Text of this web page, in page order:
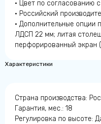
• Цвет по согласованию
• Российский
• Дополнительные опции
ЛДСП 22 мм; литая
перфорированный экран
Характеристики
Страна производства:
Гарантия, мес.: 18
Регулировка по высоте:
СВЯЖИТЕСЬ С